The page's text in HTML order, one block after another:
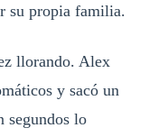
su propia familia.
llorando. Alex
y sacó un
segundos lo